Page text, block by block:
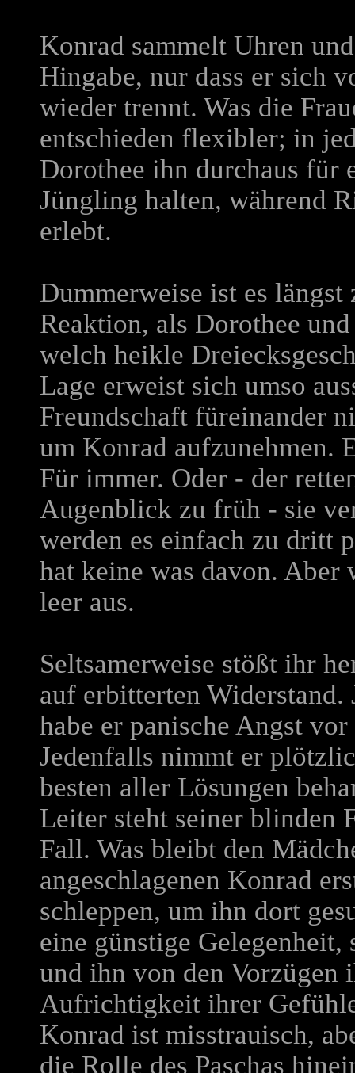
Konrad sammelt Uhren
Hingabe, nur dass er sich
wieder trennt. Was die
entschieden flexibler; in
Dorothee ihn durchaus für
Jüngling halten, während
erlebt.
Dummerweise ist es
Reaktion, als Dorothee
welch heikle
Lage erweist sich umso
Freundschaft füreinander
um Konrad aufzunehmen.
Für immer. Oder - der
Augenblick zu früh - sie
werden es einfach zu dritt
hat keine was davon.
leer aus.
Seltsamerweise stößt ihr
auf erbitterten Widerstand.
habe er panische Angst
Jedenfalls nimmt er
besten aller Lösungen
Leiter steht seiner blinden
Fall. Was bleibt den
angeschlagenen Konrad
schleppen, um ihn dort
eine günstige Gelegenheit,
und ihn von den Vorzügen
Aufrichtigkeit ihrer
Konrad ist misstrauisch,
die Rolle des Paschas